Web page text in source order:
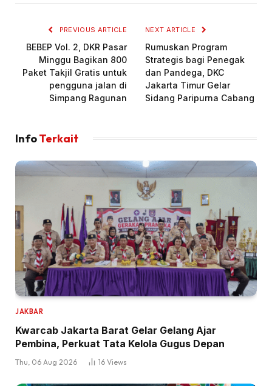
PREVIOUS ARTICLE
BEBEP Vol. 2, DKR Pasar
Minggu Bagikan 800
Paket Takjil Gratis untuk
pengguna jalan di
Simpang Ragunan
NEXT ARTICLE
Rumuskan Program
Strategis bagi Penegak
dan Pandega, DKC
Jakarta Timur Gelar
Sidang Paripurna Cabang
InfoTerkait
JAKBAR
Kwarcab Jakarta Barat Gelar Gelang Ajar
Pembina, Perkuat Tata Kelola Gugus Depan
Thu, 06 Aug 2026 16 Views